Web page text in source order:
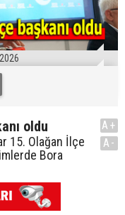
oldu
15. Olağan İlçe
Bora
A+
A-